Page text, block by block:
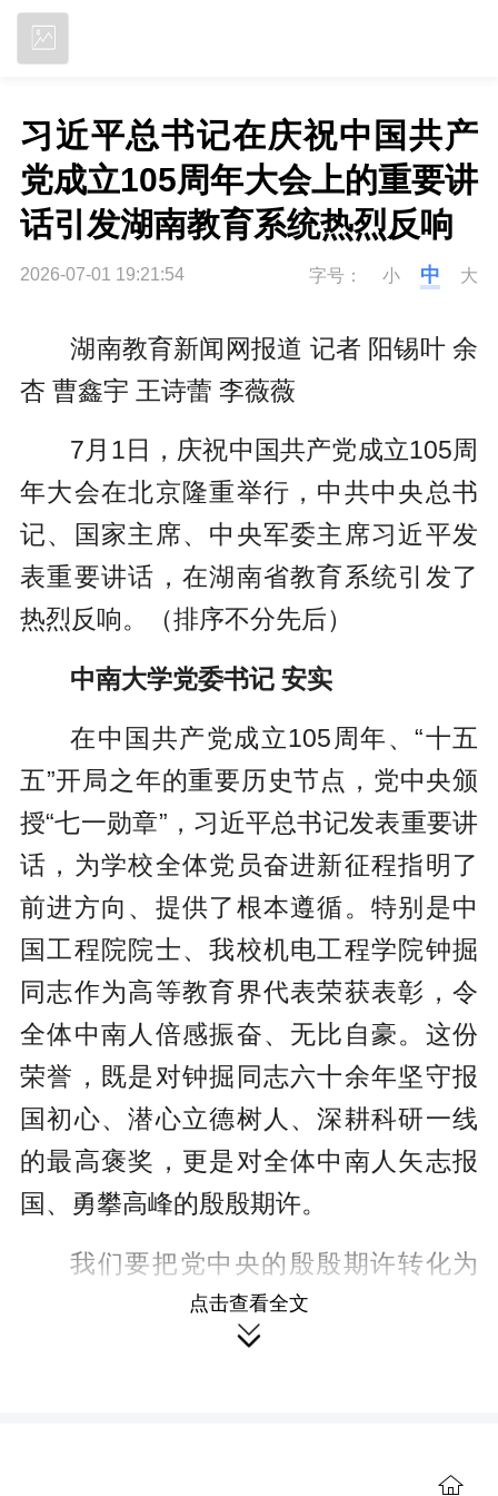
习近平总书记在庆祝中国共产
党成立105周年大会上的重要讲
话引发湖南教育系统热烈反响
2026-07-01 19:21:54 字号： 小 中 大
湖南教育新闻网报道 记者 阳锡叶 余
杏 曹鑫宇 王诗蕾 李薇薇
7月1日，庆祝中国共产党成立105周
年大会在北京隆重举行，中共中央总书
记、国家主席、中央军委主席习近平发
表重要讲话，在湖南省教育系统引发了
热烈反响。（排序不分先后）
中南大学党委书记 安实
在中国共产党成立105周年、“十五
五”开局之年的重要历史节点，党中央颁
授“七一勋章”，习近平总书记发表重要讲
话，为学校全体党员奋进新征程指明了
前进方向、提供了根本遵循。特别是中
国工程院院士、我校机电工程学院钟掘
同志作为高等教育界代表荣获表彰，令
全体中南人倍感振奋、无比自豪。这份
荣誉，既是对钟掘同志六十余年坚守报
国初心、潜心立德树人、深耕科研一线
的最高褒奖，更是对全体中南人矢志报
国、勇攀高峰的殷殷期许。
我们要把党中央的殷殷期许转化为
建设中国特色世界一流大学的强大力
量，牢记习近平总书记来校视察时的重
量党建引领高质量发展；坚持深入落实
点击查看全文
